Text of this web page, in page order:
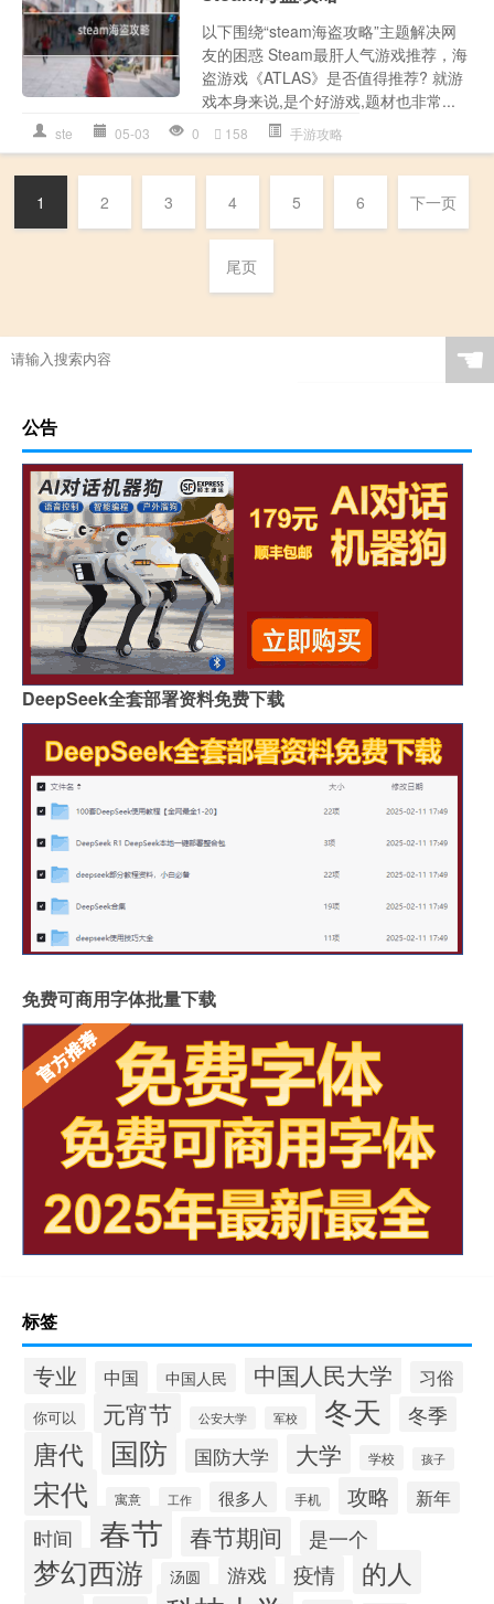
以下围绕“steam海盗攻略”主题解决网
友的困惑 Steam最肝人气游戏推荐，海
盗游戏《ATLAS》是否值得推荐? 就游
戏本身来说,是个好游戏,题材也非常...
ste 05-03 0 158 手游攻略
1 2 3 4 5 6 下一页
尾页
☚
公告
DeepSeek全套部署资料免费下载
免费可商用字体批量下载
标签
专业 中国 中国人民 中国人民大学 习俗
你可以 元宵节 公安大学 军校 冬天 冬季
唐代 国防 国防大学 大学 学校 孩子
宋代 寓意 工作 很多人 手机 攻略 新年
时间 春节 春节期间 是一个
梦幻西游 汤圆 游戏 疫情 的人